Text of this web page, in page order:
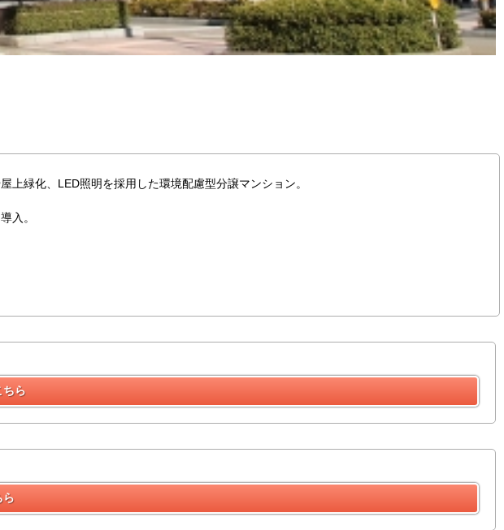
緑化、LED照明を採用した環境配慮型分譲マンション。
入。